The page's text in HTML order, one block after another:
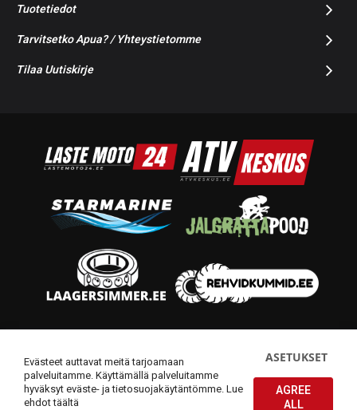
Tuotetiedot
Tarvitsetko Apua? / Yhteystietomme
Tilaa Uutiskirje
Evästeet auttavat meitä tarjoamaan
palveluitamme. Käyttämällä palveluitamme
hyväksyt eväste- ja tietosuojakäytäntömme.Lue
ehdot täältä
ASETUKSET
AGREE
ALL